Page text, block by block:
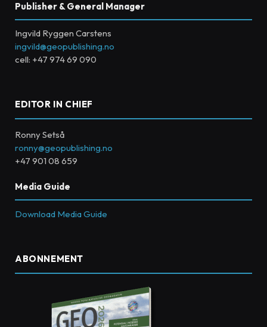
Publisher & General Manager
Ingvild Ryggen Carstens
ingvild@geopublishing.no
cell: +47 974 69 090
EDITOR IN CHIEF
Ronny Setså
ronny@geopublishing.no
+47 901 08 659
Media Guide
Download Media Guide
ABONNEMENT